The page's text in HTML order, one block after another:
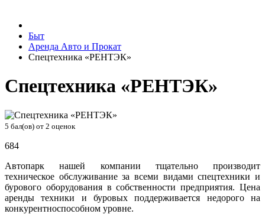
Быт
Аренда Авто и Прокат
Спецтехника «РЕНТЭК»
Спецтехника «РЕНТЭК»
5 бал(ов) от 2 оценок
684
Автопарк нашей компании тщательно производит
техническое обслуживание за всеми видами спецтехники и
бурового оборудования в собственности предприятия. Цена
аренды техники и буровых поддерживается недорого на
конкурентноспособном уровне.